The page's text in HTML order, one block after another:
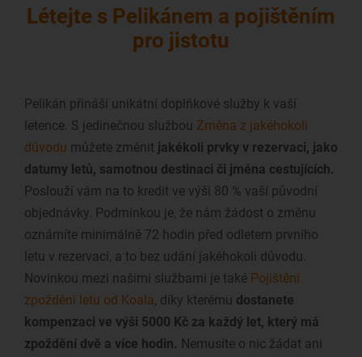
Létejte s Pelikánem a pojištěním
pro jistotu
Pelikán přináší unikátní doplňkové služby k vaší
letence. S jedinečnou službou Změna z jakéhokoli
důvodu můžete změnit jakékoli prvky v rezervaci, jako
datumy letů, samotnou destinaci či jména cestujících.
Poslouží vám na to kredit ve výši 80 % vaší původní
objednávky. Podmínkou je, že nám žádost o změnu
oznámíte minimálně 72 hodin před odletem prvního
letu v rezervaci, a to bez udání jakéhokoli důvodu.
Novinkou mezi našimi službami je také Pojištění
zpoždění letu od Koala, díky kterému dostanete
kompenzaci ve výši 5000 Kč za každý let, který má
zpoždění dvě a více hodin. Nemusíte o nic žádat ani